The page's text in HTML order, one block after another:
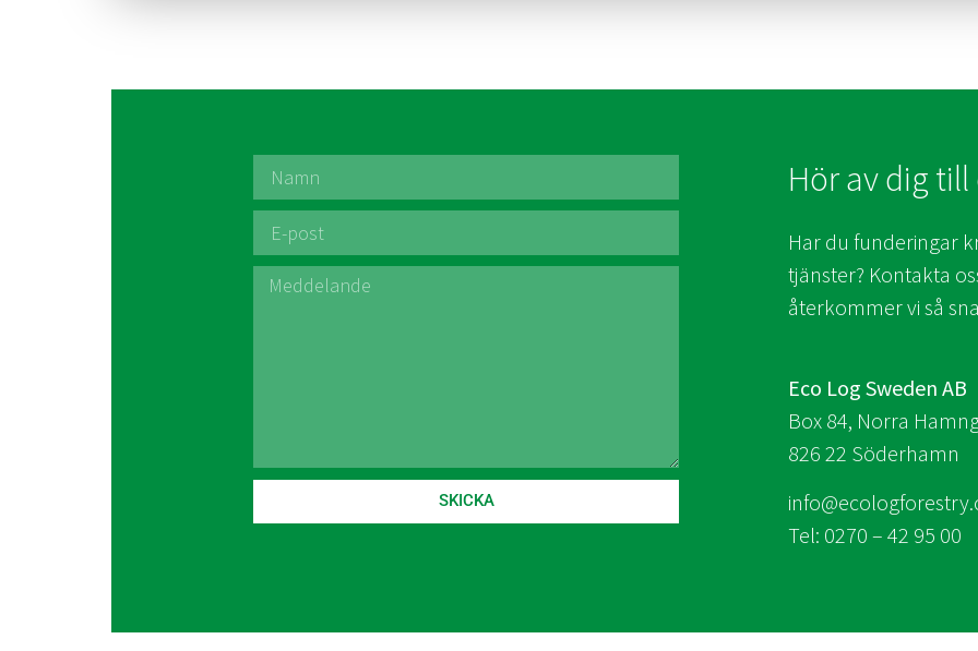
SKICKA
Hör av dig till
Har du funderingar
tjänster? Kontakta
återkommer vi så
Eco Log Sweden AB
Box 84, Norra
826 22 Söderhamn
Tel: 0270 – 42 95 00